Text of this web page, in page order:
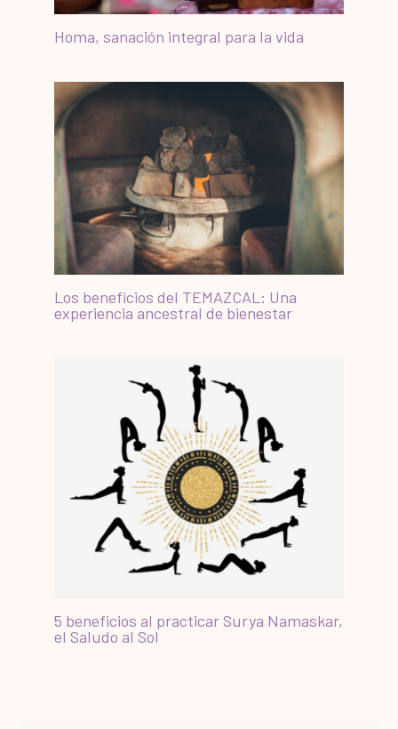
Homa, sanación integral para la vida
Los beneficios del TEMAZCAL: Una
experiencia ancestral de bienestar
5 beneficios al practicar Surya Namaskar,
el Saludo al Sol